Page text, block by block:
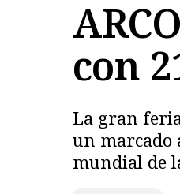
con
La gran
un marcado
mundial de